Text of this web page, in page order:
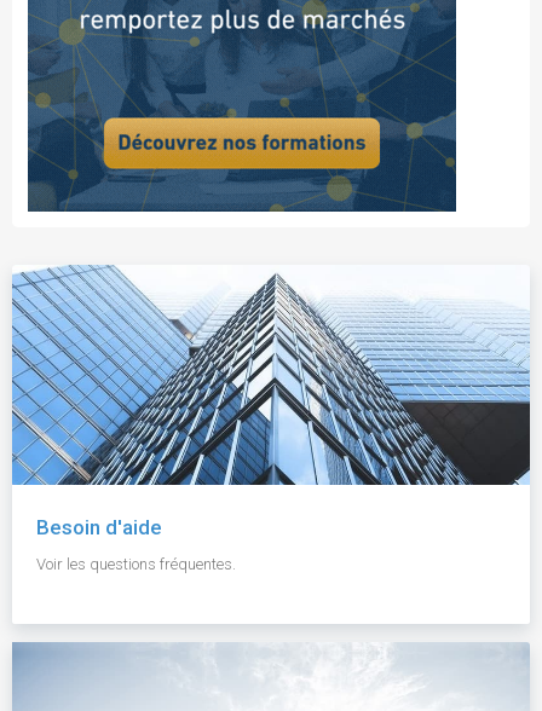
Besoin d'aide
Voir les questions fréquentes.